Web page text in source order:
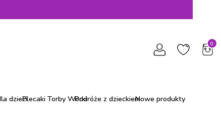
dzieciPlecaki Torby WorkiPodróże z dzieckiemNowe produkty